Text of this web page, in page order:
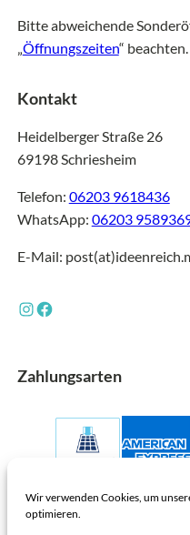
Wir verwenden Cookies, um
optimieren.
Bitte abweichende
„Öffnungszeiten“ beachten.
Kontakt
Heidelberger Straße 26
69198 Schriesheim
Telefon: 06203 9618436
WhatsApp: 06203
E-Mail:
InstagramFacebook
Zahlungsarten